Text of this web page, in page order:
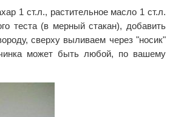
1 ст.л., растительное масло 1 ст.л.
теста (в мерный стакан), добавить
сверху выливаем через "носик"
может быть любой, по вашему